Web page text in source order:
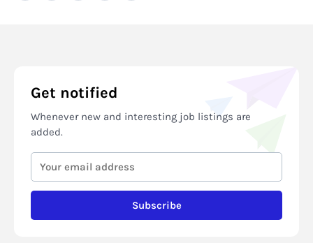
Get notified
Whenever new and interesting job listings are
added.
Subscribe